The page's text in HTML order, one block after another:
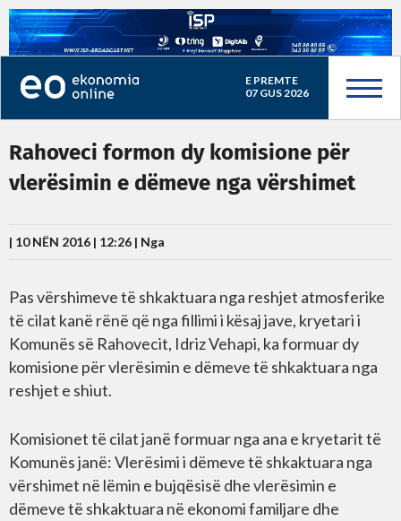
E PREMTE
07 GUS 2026
Rahoveci formon dy komisione për
vlerësimin e dëmeve nga vërshimet
| 10 NËN 2016 | 12:26 | Nga
Pas vërshimeve të shkaktuara nga reshjet atmosferike
të cilat kanë rënë që nga fillimi i kësaj jave, kryetari i
Komunës së Rahovecit, Idriz Vehapi, ka formuar dy
komisione për vlerësimin e dëmeve të shkaktuara nga
reshjet e shiut.
Komisionet të cilat janë formuar nga ana e kryetarit të
Komunës janë: Vlerësimi i dëmeve të shkaktuara nga
vërshimet në lëmin e bujqësisë dhe vlerësimin e
dëmeve të shkaktuara në ekonomi familjare dhe